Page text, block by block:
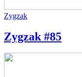
Zygzak
Zygzak #85